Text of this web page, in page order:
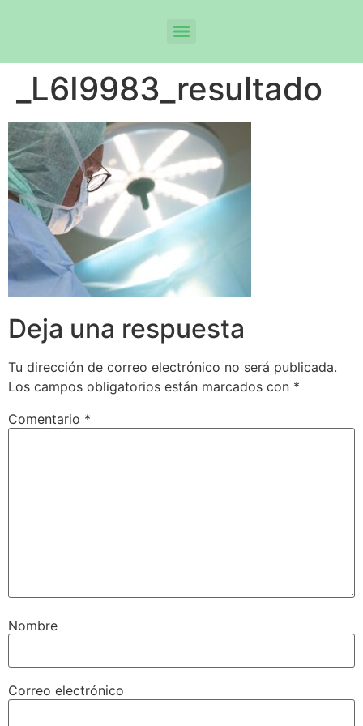
_L6I9983_resultado
Deja una respuesta
Tu dirección de correo electrónico no será publicada.
Los campos obligatorios están marcados con *
Comentario *
Nombre
Correo electrónico